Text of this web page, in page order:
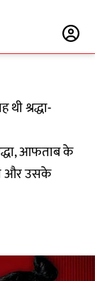
श्रद्धा-
आफताब के
और उसके